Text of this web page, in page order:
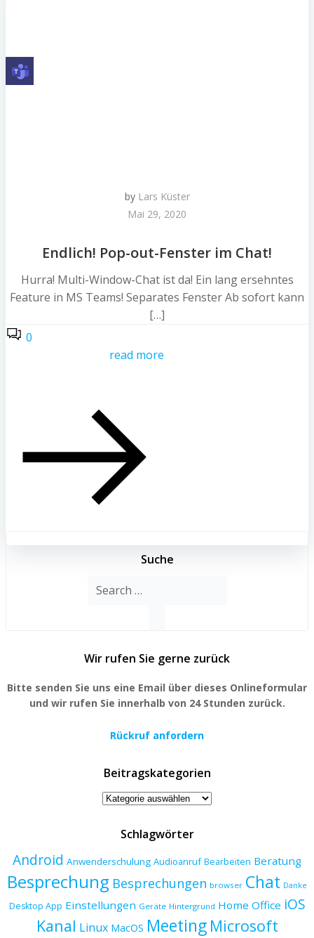
by Lars Küster
Mai 29, 2020
Endlich! Pop-out-Fenster im Chat!
Hurra! Multi-Window-Chat ist da! Ein lang ersehntes
Feature in MS Teams! Separates Fenster Ab sofort kann
[…]
0
read more
Suche
Search
Wir rufen Sie gerne zurück
Bitte senden Sie uns eine Email über dieses Onlineformular
und wir rufen Sie innerhalb von 24 Stunden zurück.
Rückruf anfordern
Beitragskategorien
Beitragskategorien
Schlagwörter
Android Anwenderschulung Audioanruf Bearbeiten Beratung
Besprechung Besprechungen browser Chat Danke
Desktop App Einstellungen Geräte Hintergrund Home Office iOS
Kanal Linux MacOS Meeting Microsoft